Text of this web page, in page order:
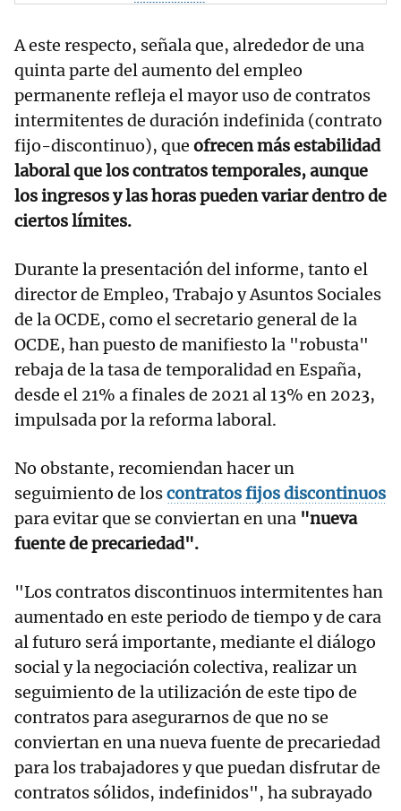
A este respecto, señala que, alrededor de una
quinta parte del aumento del empleo
permanente refleja el mayor uso de contratos
intermitentes de duración indefinida (contrato
fijo-discontinuo), que ofrecen más estabilidad
laboral que los contratos temporales, aunque
los ingresos y las horas pueden variar dentro de
ciertos límites.
Durante la presentación del informe, tanto el
director de Empleo, Trabajo y Asuntos Sociales
de la OCDE, como el secretario general de la
OCDE, han puesto de manifiesto la "robusta"
rebaja de la tasa de temporalidad en España,
desde el 21% a finales de 2021 al 13% en 2023,
impulsada por la reforma laboral.
No obstante, recomiendan hacer un
seguimiento de loscontratos fijos discontinuos
para evitar que se conviertan en una "nueva
fuente de precariedad".
"Los contratos discontinuos intermitentes han
aumentado en este periodo de tiempo y de cara
al futuro será importante, mediante el diálogo
social y la negociación colectiva, realizar un
seguimiento de la utilización de este tipo de
contratos para asegurarnos de que no se
conviertan en una nueva fuente de precariedad
para los trabajadores y que puedan disfrutar de
contratos sólidos, indefinidos", ha subrayado